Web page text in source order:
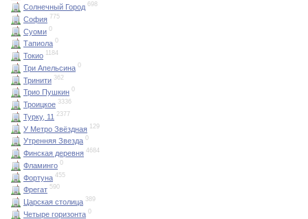
Солнечный Город 698
София 775
Суоми 0
Тапиола 0
Токио 1184
Три Апельсина 0
Тринити 362
Трио Пушкин 0
Троицкое 3336
Турку, 11 2377
У Метро Звёздная 129
Утренняя Звезда 0
Финская деревня 4684
Фламинго 0
Фортуна 455
Фрегат 590
Царская столица 389
Четыре горизонта 0